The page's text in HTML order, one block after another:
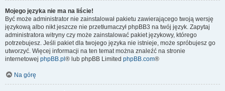
Mojego języka nie ma na liście!
Być może administrator nie zainstalował pakietu zawierającego twoją wersję
językową albo nikt jeszcze nie przetłumaczył phpBB3 na twój język. Zapytaj
administratora witryny czy może zainstalować pakiet językowy, którego
potrzebujesz. Jeśli pakiet dla twojego języka nie istnieje, może spróbujesz go
utworzyć. Więcej informacji na ten temat można znaleźć na stronie
internetowej phpBB.pl ® lub phpBB Limited phpBB.com®
Na górę